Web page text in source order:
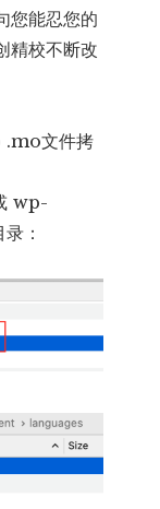
您能忍您的
精校不断改
.mo文件拷
wp-
：